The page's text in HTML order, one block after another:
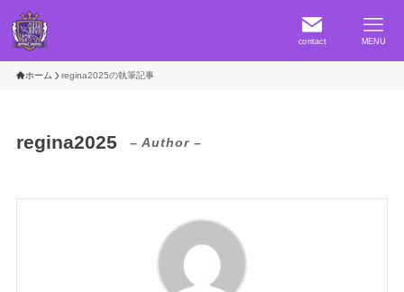
contact MENU
ホーム regina2025の執筆記事
regina2025 – Author –